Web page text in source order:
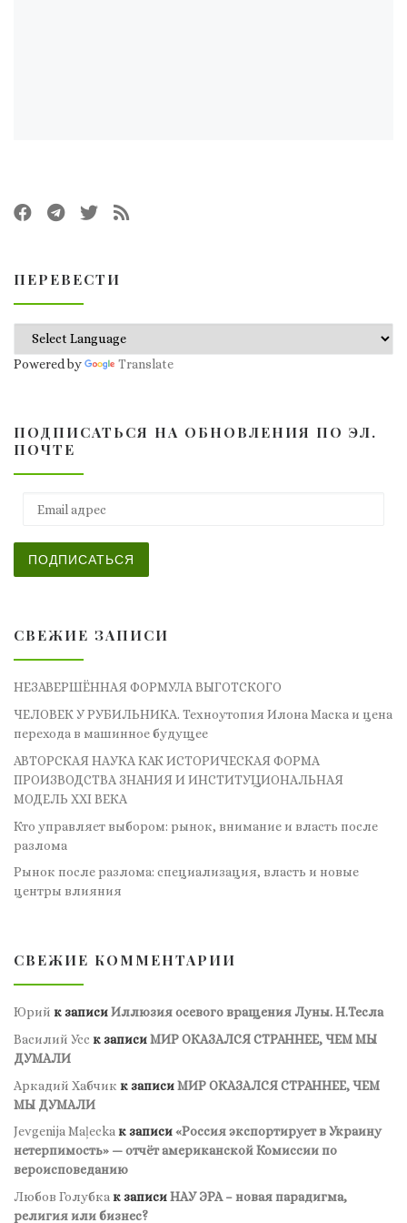
ПЕРЕВЕСТИ
Powered by Translate
ПОДПИСАТЬСЯ НА ОБНОВЛЕНИЯ ПО ЭЛ.
ПОЧТЕ
ПОДПИСАТЬСЯ
СВЕЖИЕ ЗАПИСИ
НЕЗАВЕРШЁННАЯ ФОРМУЛА ВЫГОТСКОГО
ЧЕЛОВЕК У РУБИЛЬНИКА. Техноутопия Илона Маска и цена
перехода в машинное будущее
АВТОРСКАЯ НАУКА КАК ИСТОРИЧЕСКАЯ ФОРМА
ПРОИЗВОДСТВА ЗНАНИЯ И ИНСТИТУЦИОНАЛЬНАЯ
МОДЕЛЬ XXI ВЕКА
Кто управляет выбором: рынок, внимание и власть после
разлома
Рынок после разлома: специализация, власть и новые
центры влияния
СВЕЖИЕ КОММЕНТАРИИ
Юрий к записиИллюзия осевого вращения Луны. Н.Тесла
Василий Усс к записиМИР ОКАЗАЛСЯ СТРАННЕЕ, ЧЕМ МЫ
ДУМАЛИ
Аркадий Хабчик к записиМИР ОКАЗАЛСЯ СТРАННЕЕ, ЧЕМ
МЫ ДУМАЛИ
Jevgenija Maļeckaк записи«Россия экспортирует в Украину
нетерпимость» — отчёт американской Комиссии по
вероисповеданию
Любов Голубка к записиНАУ ЭРА – новая парадигма,
религия или бизнес?